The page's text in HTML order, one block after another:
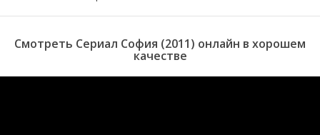
Смотреть Сериал София (2011) онлайн в хорошем
качестве